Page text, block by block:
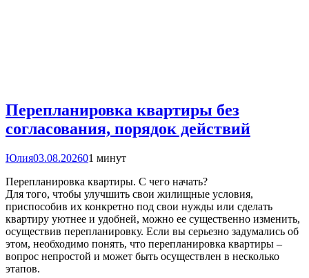
Перепланировка квартиры без
согласования, порядок действий
Юлия03.08.202601 минут
Перепланировка квартиры. С чего начать?
Для того, чтобы улучшить свои жилищные условия,
приспособив их конкретно под свои нужды или сделать
квартиру уютнее и удобней, можно ее существенно изменить,
осуществив перепланировку. Если вы серьезно задумались об
этом, необходимо понять, что перепланировка квартиры –
вопрос непростой и может быть осуществлен в несколько
этапов.